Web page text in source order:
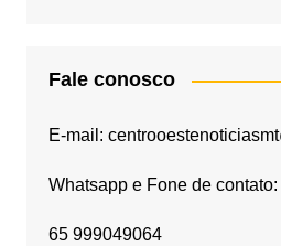
Fale conosco
E-mail:
Whatsapp e Fone de contato:
65 999049064